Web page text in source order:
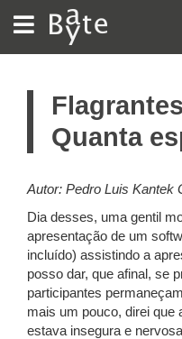
BATE
BYTE
Quanta
Autor: Pedro Luis Kantek
Dia desses, uma gentil
apresentação de um
incluído) assistindo a
posso dar, que afinal, se
participantes
mais um pouco, direi que
estava insegura e